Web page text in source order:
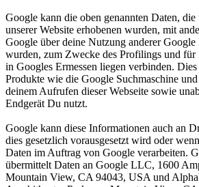
Google kann die oben genannten Daten,
unserer Website erhobenen wurden, mit
Google über deine Nutzung anderer Google
wurden, zum Zwecke des Profilings und
in Googles Ermessen liegen verbinden.
Produkte wie die Google Suchmaschine
deinem Aufrufen dieser Webseite sowie
Endgerät Du nutzt.
Google kann diese Informationen auch an
dies gesetzlich vorausgesetzt wird oder
Daten im Auftrag von Google verarbeiten.
übermittelt Daten an Google LLC, 1600
Mountain View, CA 94043, USA und